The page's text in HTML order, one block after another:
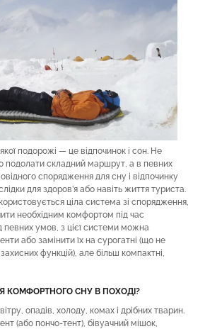
подорожі — це відпочинок і сон. Не
подолати складний маршрут, а в певних
спорядження для сну і відпочинку
для здоров’я або навіть життя туриста.
ціла система зі спорядження,
необхідним комфортом під час
певних умов, з цієї системи можна
або замінити їх на сурогатні (що не
функцій), але більш компактні,
КОМФОРТНОГО СНУ В ПОХОДІ?
опадів, холоду, комах і дрібних тварин.
(або пончо-тент), бівуачний мішок,